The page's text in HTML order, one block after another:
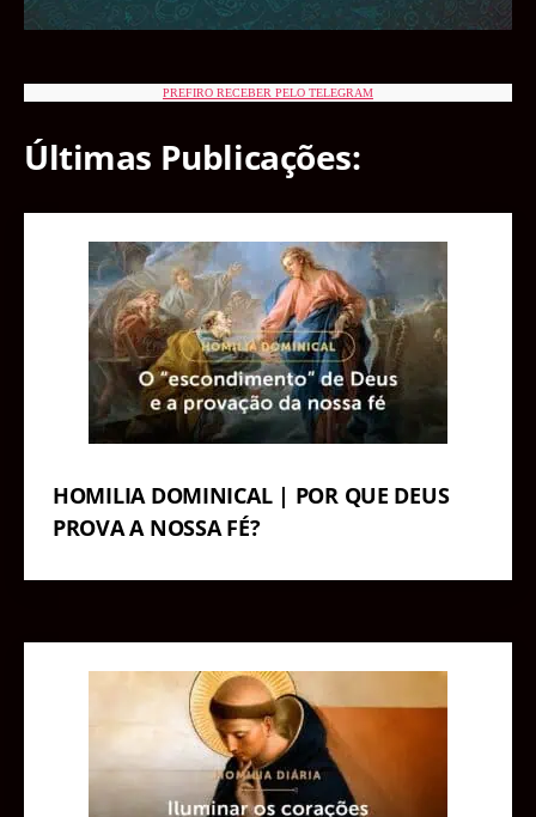
PREFIRO RECEBER PELO TELEGRAM
Últimas Publicações:
HOMILIA DOMINICAL | POR QUE DEUS
PROVA A NOSSA FÉ?